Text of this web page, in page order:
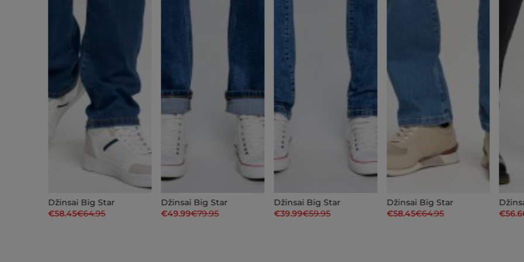
Džinsai Big Star
€58.45€64.95
Džinsai Big Star
€49.99€79.95
Džinsai Big Star
€39.99€59.95
Džinsai Big Star
€58.45€64.95